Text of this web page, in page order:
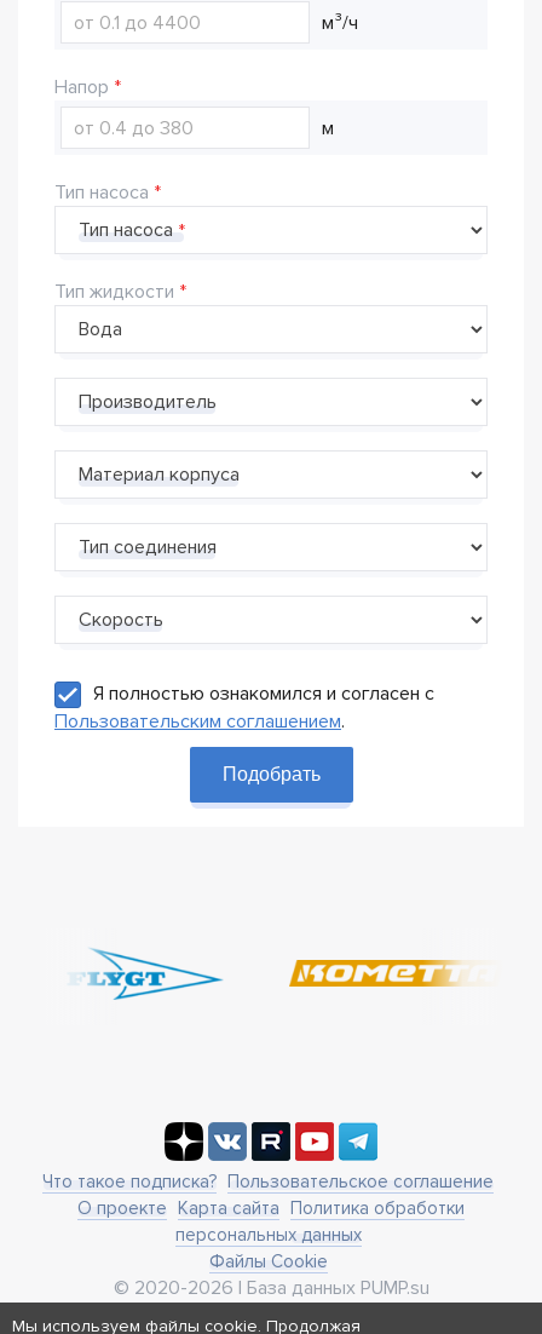
м³/ч
Напор
м
Тип насоса
Тип насоса
Тип жидкости
Производитель
Материал корпуса
Тип соединения
Скорость
Я полностью ознакомился и согласен с
Пользовательским соглашением.
Подобрать
Что такое подписка? Пользовательское соглашение
О проекте Карта сайта Политика обработки
персональных данных
Файлы Cookie
© 2020-2026 | База данных PUMP.su
Мы используем файлы cookie. Продолжая